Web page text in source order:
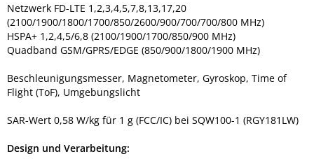
Netzwerk FD-LTE 1,2,3,4,5,7,8,13,17,20
(2100/1900/1800/1700/850/2600/900/700/700/800 MHz)
HSPA+ 1,2,4,5/6,8 (2100/1900/1700/850/900 MHz)
Quadband GSM/GPRS/EDGE (850/900/1800/1900 MHz)
Beschleunigungsmesser, Magnetometer, Gyroskop, Time of
Flight (ToF), Umgebungslicht
SAR-Wert 0,58 W/kg für 1 g (FCC/IC) bei SQW100-1 (RGY181LW)
Design und Verarbeitung: